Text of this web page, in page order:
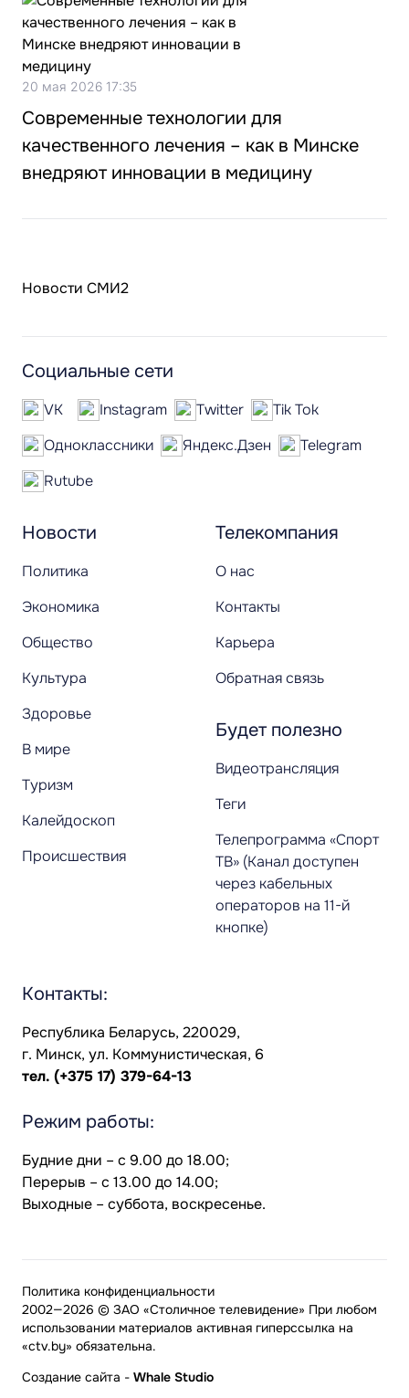
20 мая 2026 17:35
Современные технологии для
качественного лечения – как в Минске
внедряют инновации в медицину
Новости СМИ2
Новости
Политика
Экономика
Общество
Культура
Здоровье
В мире
Туризм
Калейдоскоп
Происшествия
Телекомпания
О нас
Контакты
Карьера
Обратная связь
Будет полезно
Видеотрансляция
Теги
Телепрограмма «Спорт
ТВ» (Канал доступен
через кабельных
операторов на 11-й
кнопке)
Социальные сети
VK Instagram Twitter
Tik Tok
Одноклассники
Яндекс.Дзен
Telegram
Rutube
Контакты:
Республика Беларусь, 220029,
г. Минск, ул. Коммунистическая, 6
тел. (+375 17) 379-64-13
Режим работы:
Будние дни – с 9.00 до 18.00;
Перерыв – с 13.00 до 14.00;
Выходные – суббота, воскресенье.
2002—2026 © ЗАО «Столичное телевидение» При любом
использовании материалов активная гиперссылка на
«ctv.by» обязательна.
Политика конфиденциальности
Создание сайта - Whale Studio